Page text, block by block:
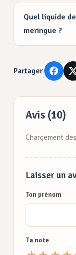
Quel liquide
meringue ?
Partager
Avis (10)
Chargement
Laisser un
Ton prénom
Ta note